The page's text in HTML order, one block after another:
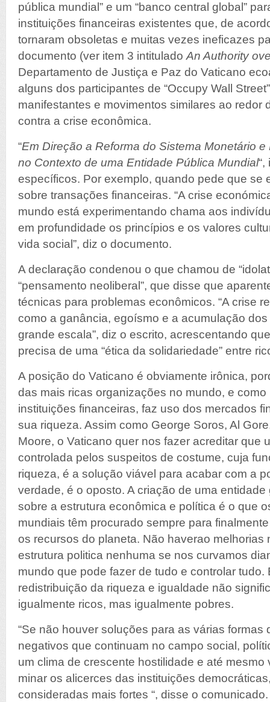
pública mundial” e um “banco central global”
instituições financeiras existentes que, de
tornaram obsoletas e muitas vezes ineficazes
documento (ver item 3 intitulado An Authority
Departamento de Justiça e Paz do Vaticano
alguns dos participantes de “Occupy Wall
manifestantes e movimentos similares ao redor
contra a crise econômica.
“Em Direção a Reforma do Sistema Monetário
no Contexto de uma Entidade Pública Mundial
específicos. Por exemplo, quando pede que se
sobre transações financeiras. “A crise
mundo está experimentando chama aos
em profundidade os princípios e os valores
vida social”, diz o documento.
A declaração condenou o que chamou de
“pensamento neoliberal”, que disse que
técnicas para problemas econômicos. “A crise
como a ganância, egoísmo e a acumulação
grande escala”, diz o escrito, acrescentando
precisa de uma “ética da solidariedade” entre
A posição do Vaticano é obviamente irônica,
das mais ricas organizações no mundo, e
instituições financeiras, faz uso dos mercados
sua riqueza. Assim como George Soros, Al
Moore, o Vaticano quer nos fazer acreditar que
controlada pelos suspeitos de costume, cuja
riqueza, é a solução viável para acabar com a
verdade, é o oposto. A criação de uma
sobre a estrutura econômica e política é o que
mundiais têm procurado sempre para
os recursos do planeta. Não haverao melhorias
estrutura politica nenhuma se nos curvamos
mundo que pode fazer de tudo e controlar tudo.
redistribuição da riqueza e igualdade não
igualmente ricos, mas igualmente pobres.
“Se não houver soluções para as várias formas
negativos que continuam no campo social,
um clima de crescente hostilidade e até mesmo
minar os alicerces das instituições
consideradas mais fortes “, disse o comunicado.